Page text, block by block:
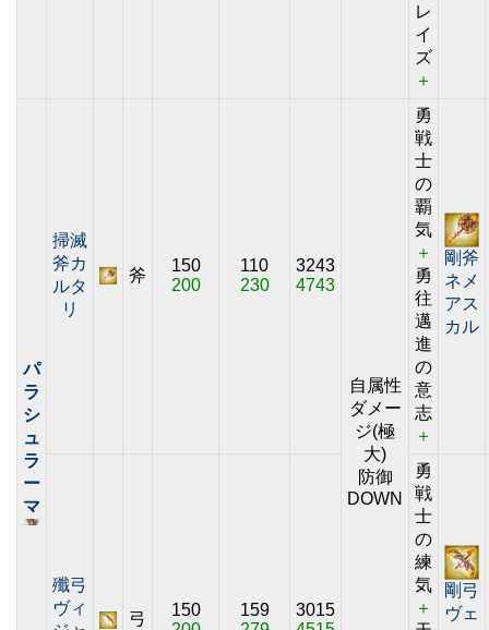
レ
イ
ズ
＋
パ
ラ
シ
ュ
ラ
ー
マ
掃滅
斧カ
ルタ
リ
斧
150
200
110
230
3243
4743
自属性
ダメー
ジ(極
大)
防御
DOWN
勇
戦
士
の
覇
気
＋
勇
往
邁
進
の
意
志
＋
剛斧
ネメ
アス
カル
殲弓
ヴィ
弓
150
159
3015
勇
戦
士
の
練
気
＋
剛弓
ヴェ